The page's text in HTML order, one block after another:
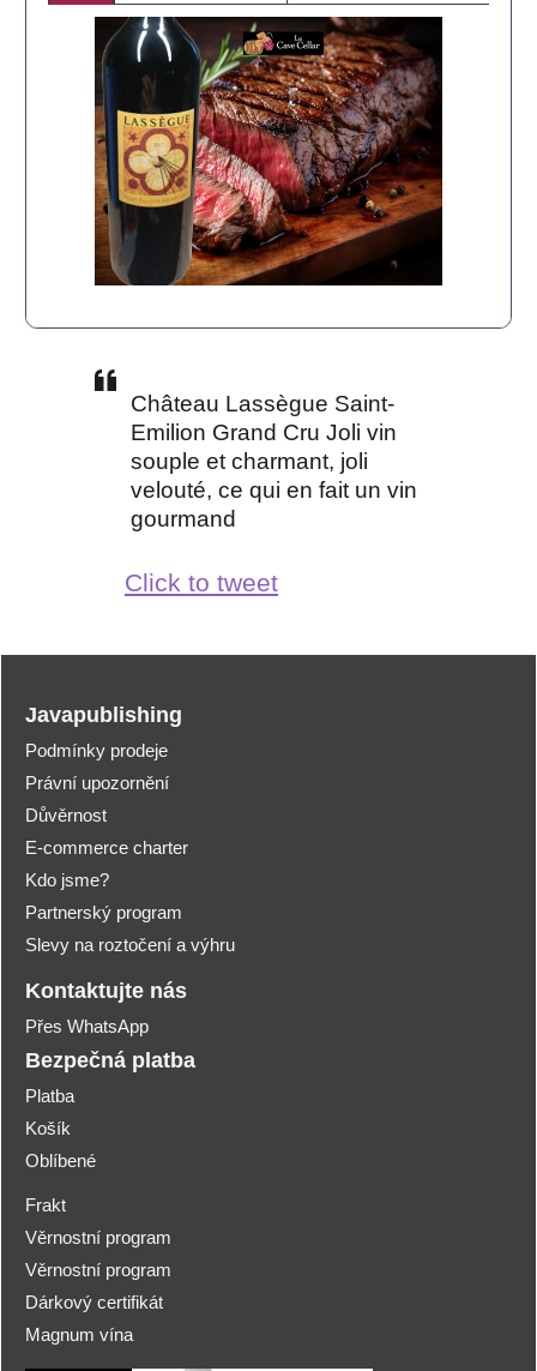
Château Lassègue Saint-
Emilion Grand Cru Joli vin
souple et charmant, joli
velouté, ce qui en fait un vin
gourmand
Click to tweet
Javapublishing
Podmínky prodeje
Právní upozornění
Důvěrnost
E-commerce charter
Kdo jsme?
Partnerský program
Slevy na roztočení a výhru
Kontaktujte nás
Přes WhatsApp
Bezpečná platba
Platba
Košík
Oblíbené
Frakt
Věrnostní program
Věrnostní program
Dárkový certifikát
Magnum vína